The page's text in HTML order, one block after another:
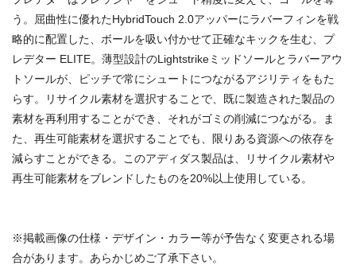
う。屈曲性に優れたHybridTouch 2.0アッパーにラバーフィンを戦
略的に配置した、ボールを吸い付かせて正確なキックを生む、プ
レデター ELITE。薄型設計のLightstrikeミッドソールとラバーアウ
トソールが、ピッチで常にシュートにつながるアジリティをもた
らす。リサイクル素材を選択することで、既に製造された製品の
素材を再利用することができ、それがゴミの削減につながる。ま
た、再生可能素材を選択することでも、限りある資源への依存を
減らすことができる。このアディダス製品は、リサイクル素材や
再生可能素材をブレンドしたものを20%以上使用している。
※掲載画像の仕様・デザイン・カラー等が予告なく変更される場
合があります。あらかじめご了承下さい。